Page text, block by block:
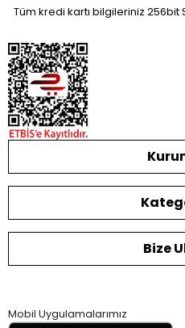
Tüm kredi kartı bilgileriniz 256bit
Bize
Mobil Uygulamalarımız